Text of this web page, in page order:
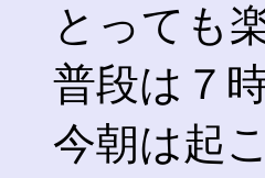
とっても
普段は７
今朝は起